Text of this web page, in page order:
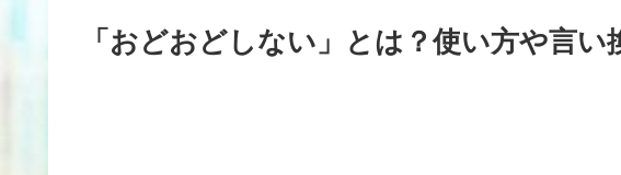
「おどおどしない」とは？使い方や言